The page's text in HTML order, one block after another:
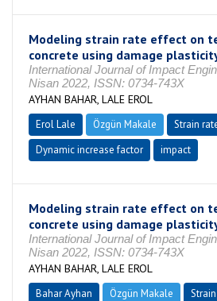
Modeling strain rate effect on
concrete using damage
International Journal of Impact
Nisan 2022, ISSN: 0734-743X
AYHAN BAHAR, LALE EROL
Erol Lale Özgün Makale
Strain
Dynamic increase factor
impact
Modeling strain rate effect on
concrete using damage
International Journal of Impact
Nisan 2022, ISSN: 0734-743X
AYHAN BAHAR, LALE EROL
Bahar Ayhan Özgün Makale